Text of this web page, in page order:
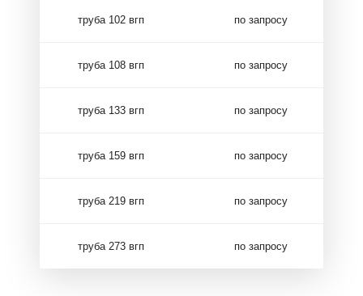
труба 102 вгп по запросу
труба 108 вгп по запросу
труба 133 вгп по запросу
труба 159 вгп по запросу
труба 219 вгп по запросу
труба 273 вгп по запросу